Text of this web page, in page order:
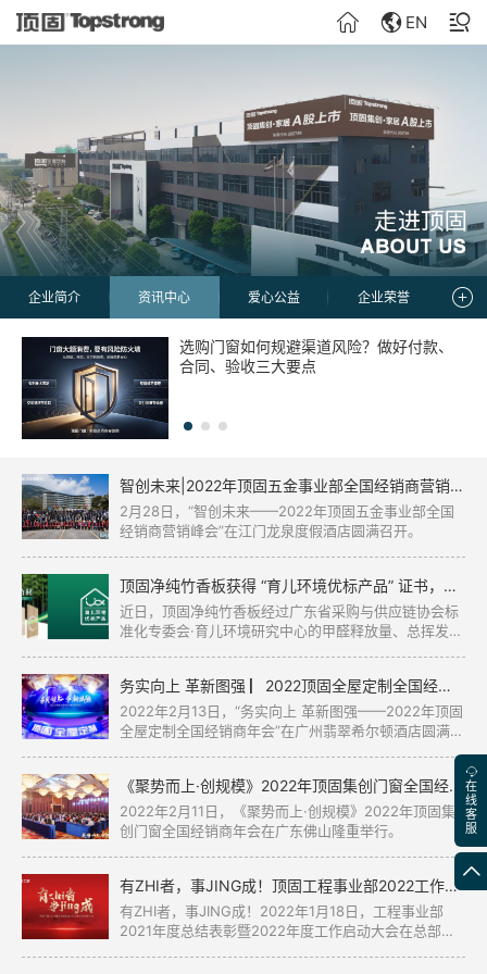
EN
企业简介 资讯中心 爱心公益 企业荣誉
选购门窗如何规避渠道风险？做好付款、
合同、验收三大要点
顶固门窗全国服务保障声明：经销商违约
订单的总部处理机制
认准官方授权：顶固五金全国授权门店三
步辨真伪
智创未来|2022年顶固五金事业部全国经销商营销峰会圆满召开
2月28日，“智创未来——2022年顶固五金事业部全国
经销商营销峰会”在江门龙泉度假酒店圆满召开。
顶固净纯竹香板获得 “育儿环境优标产品” 证书，为孩子的健康成长保驾护航
近日，顶固净纯竹香板经过广东省采购与供应链协会标
准化专委会·育儿环境研究中心的甲醛释放量、总挥发性
评价证书。
务实向上 革新图强 ▏2022顶固全屋定制全国经销商年会圆满召开
2022年2月13日，“务实向上 革新图强——2022年顶固
全屋定制全国经销商年会”在广州翡翠希尔顿酒店圆满召
《聚势而上·创规模》2022年顶固集创门窗全国经销商年会圆满落幕！
2022年2月11日，《聚势而上·创规模》2022年顶固集
创门窗全国经销商年会在广东佛山隆重举行。
有ZHI者，事JING成！顶固工程事业部2022工作启动大会圆满落幕！
有ZHI者，事JING成！2022年1月18日，工程事业部
2021年度总结表彰暨2022年度工作启动大会在总部成
在
线
客
服